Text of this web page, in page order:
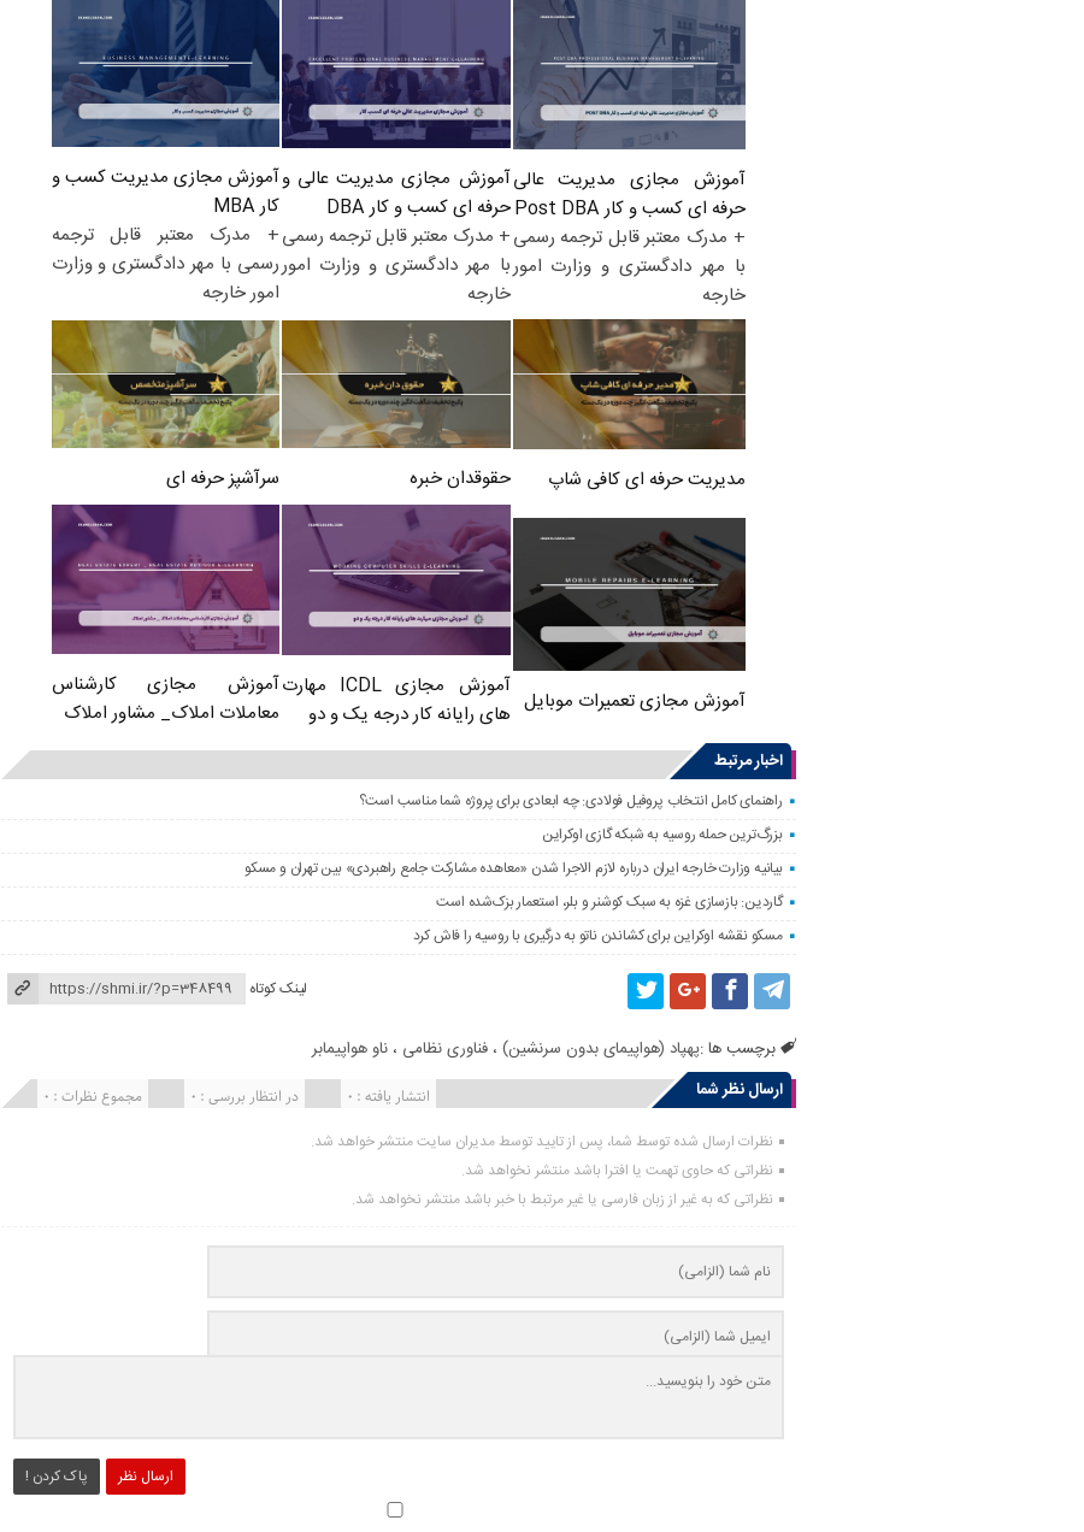
آموزش مجازی مدیریت عالی
حرفه ای کسب و کار Post DBA
+ مدرک معتبر قابل ترجمه رسمی
با مهر دادگستری و وزارت امور
خارجه
آموزش مجازی مدیریت عالی و
حرفه ای کسب و کار DBA
+ مدرک معتبر قابل ترجمه رسمی
با مهر دادگستری و وزارت امور
خارجه
آموزش مجازی مدیریت کسب و
کار MBA
+ مدرک معتبر قابل ترجمه
رسمی با مهر دادگستری و وزارت
امور خارجه
مدیریت حرفه ای کافی شاپ حقوقدان خبره سرآشپز حرفه ای
آموزش مجازی تعمیرات موبایل
آموزش مجازی ICDL مهارت
های رایانه کار درجه یک و دو
آموزش مجازی کارشناس
معاملات املاک_ مشاور املاک
اخبار مرتبط
راهنمای کامل انتخاب پروفیل فولادی: چه ابعادی برای پروژه شما مناسب است؟
بزرگ‌ترین حمله روسیه به شبکه گازی اوکراین
بیانیه وزارت خارجه ایران درباره لازم‌ الاجرا شدن «معاهده مشارکت جامع راهبردی» بین تهران و مسکو
گاردین: بازسازی غزه به سبک کوشنر و بلر، استعمار بزک‌شده است
مسکو نقشه اوکراین برای کشاندن ناتو به درگیری با روسیه را فاش کرد
لینک کوتاه
برچسب ها :پهپاد (هواپیمای بدون سرنشین) ،فناوری نظامی ،ناو هواپیمابر
ارسال نظر شما
مجموع نظرات : 0 در انتظار بررسی : 0 انتشار یافته : 0
نظرات ارسال شده توسط شما، پس از تایید توسط مدیران سایت منتشر خواهد شد.
نظراتی که حاوی تهمت یا افترا باشد منتشر نخواهد شد.
نظراتی که به غیر از زبان فارسی یا غیر مرتبط با خبر باشد منتشر نخواهد شد.
ارسال نظر پاک کردن !